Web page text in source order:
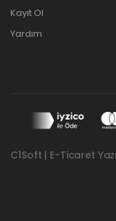
Kayıt Ol
Yardım
C1Soft | E-Ticaret